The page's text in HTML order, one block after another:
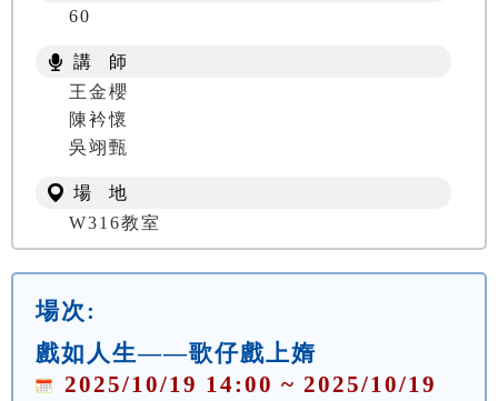
60
講 師
王金櫻
陳衿懷
吳翊甄
場 地
W316教室
場次:
戲如人生——歌仔戲上媠
2025/10/19 14:00 ~ 2025/10/19